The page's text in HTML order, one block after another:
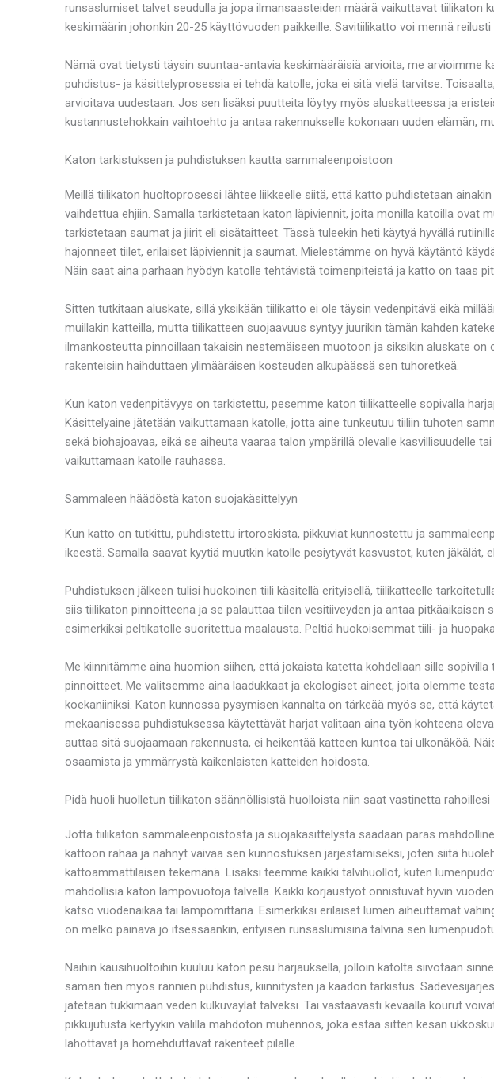
runsaslumiset talvet seudulla ja jopa ilmansaasteiden määrä vaikuttavat
keskimäärin johonkin 20-25 käyttövuoden paikkeille. Savitiilikatto voi mennä
Nämä ovat tietysti täysin suuntaa-antavia keskimääräisiä arvioita, me
puhdistus- ja käsittelyprosessia ei tehdä katolle, joka ei sitä vielä tarvitse.
arvioitava uudestaan. Jos sen lisäksi puutteita löytyy myös aluskatteessa ja
kustannustehokkain vaihtoehto ja antaa rakennukselle kokonaan uuden elämän,
Katon tarkistuksen ja puhdistuksen kautta sammaleenpoistoon
Meillä tiilikaton huoltoprosessi lähtee liikkeelle siitä, että katto puhdistetaan
vaihdettua ehjiin. Samalla tarkistetaan katon läpiviennit, joita monilla katoilla ovat
tarkistetaan saumat ja jiirit eli sisätaitteet. Tässä tuleekin heti käytyä hyvällä
hajonneet tiilet, erilaiset läpiviennit ja saumat. Mielestämme on hyvä käytäntö
Näin saat aina parhaan hyödyn katolle tehtävistä toimenpiteistä ja katto on taas
Sitten tutkitaan aluskate, sillä yksikään tiilikatto ei ole täysin vedenpitävä eikä
muillakin katteilla, mutta tiilikatteen suojaavuus syntyy juurikin tämän kahden
ilmankosteutta pinnoillaan takaisin nestemäiseen muotoon ja siksikin aluskate
rakenteisiin haihduttaen ylimääräisen kosteuden alkupäässä sen tuhoretkeä.
Kun katon vedenpitävyys on tarkistettu, pesemme katon tiilikatteelle sopivalla
Käsittelyaine jätetään vaikuttamaan katolle, jotta aine tunkeutuu tiiliin tuhoten
sekä biohajoavaa, eikä se aiheuta vaaraa talon ympärillä olevalle kasvillisuudelle
vaikuttamaan katolle rauhassa.
Sammaleen häädöstä katon suojakäsittelyyn
Kun katto on tutkittu, puhdistettu irtoroskista, pikkuviat kunnostettu ja
ikeestä. Samalla saavat kyytiä muutkin katolle pesiytyvät kasvustot, kuten jäkälät,
Puhdistuksen jälkeen tulisi huokoinen tiili käsitellä erityisellä, tiilikatteelle
siis tiilikaton pinnoitteena ja se palauttaa tiilen vesitiiveyden ja antaa
esimerkiksi peltikatolle suoritettua maalausta. Peltiä huokoisemmat tiili- ja
Me kiinnitämme aina huomion siihen, että jokaista katetta kohdellaan sille
pinnoitteet. Me valitsemme aina laadukkaat ja ekologiset aineet, joita olemme
koekaniiniksi. Katon kunnossa pysymisen kannalta on tärkeää myös se, että
mekaanisessa puhdistuksessa käytettävät harjat valitaan aina työn kohteena
auttaa sitä suojaamaan rakennusta, ei heikentää katteen kuntoa tai ulkonäköä.
osaamista ja ymmärrystä kaikenlaisten katteiden hoidosta.
Pidä huoli huolletun tiilikaton säännöllisistä huolloista niin saat vastinetta rahoillesi
Jotta tiilikaton sammaleenpoistosta ja suojakäsittelystä saadaan paras
kattoon rahaa ja nähnyt vaivaa sen kunnostuksen järjestämiseksi, joten siitä
kattoammattilaisen tekemänä. Lisäksi teemme kaikki talvihuollot, kuten
mahdollisia katon lämpövuotoja talvella. Kaikki korjaustyöt onnistuvat hyvin
katso vuodenaikaa tai lämpömittaria. Esimerkiksi erilaiset lumen aiheuttamat
on melko painava jo itsessäänkin, erityisen runsaslumisina talvina sen
Näihin kausihuoltoihin kuuluu katon pesu harjauksella, jolloin katolta siivotaan
saman tien myös rännien puhdistus, kiinnitysten ja kaadon tarkistus.
jätetään tukkimaan veden kulkuväylät talveksi. Tai vastaavasti keväällä kourut
pikkujutusta kertyykin välillä mahdoton muhennos, joka estää sitten kesän
lahottavat ja homehduttavat rakenteet pilalle.